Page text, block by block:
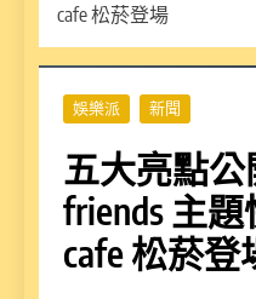
cafe 松菸登場
娛樂派 新聞
五大亮點公
friends 主
cafe 松菸登